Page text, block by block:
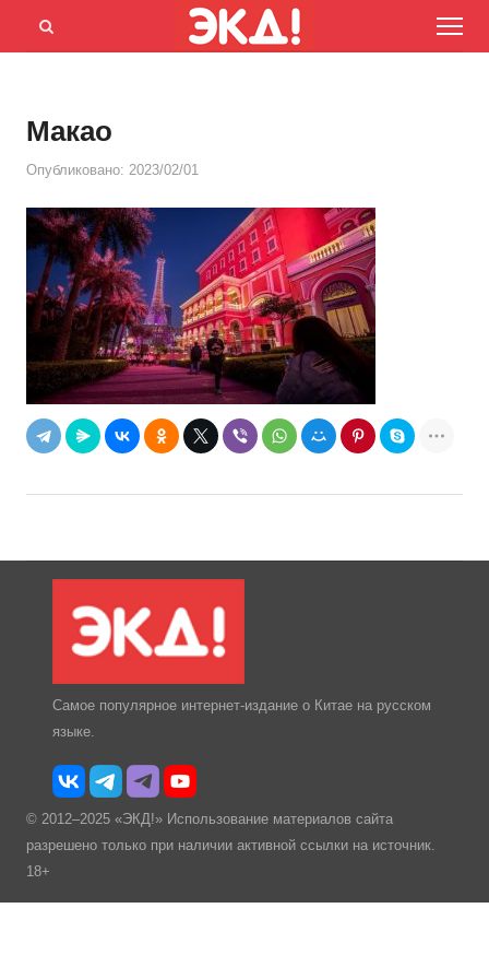
Menu
Открыть
Макао
Опубликовано: 2023/02/01
Самое популярное интернет-издание о Китае на русском
языке.
© 2012–2025 «ЭКД!» Использование материалов сайта
разрешено только при наличии активной ссылки на источник.
18+